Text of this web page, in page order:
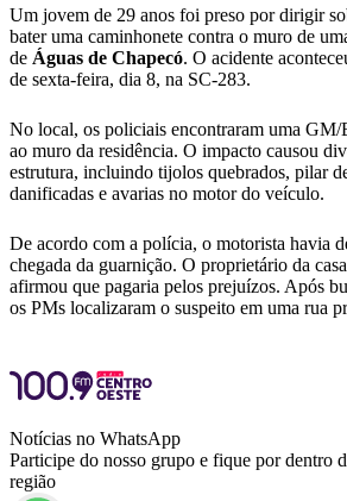
Um jovem de 29 anos foi preso por dirigir
bater uma caminhonete contra o muro de
de Águas de Chapecó. O acidente
de sexta-feira, dia 8, na SC-283.
No local, os policiais encontraram uma GM/
ao muro da residência. O impacto causou
estrutura, incluindo tijolos quebrados, pilar
danificadas e avarias no motor do veículo.
De acordo com a polícia, o motorista havia
chegada da guarnição. O proprietário da
afirmou que pagaria pelos prejuízos. Após
os PMs localizaram o suspeito em uma rua
Notícias no WhatsApp
Participe do nosso grupo e fique por dentro
região